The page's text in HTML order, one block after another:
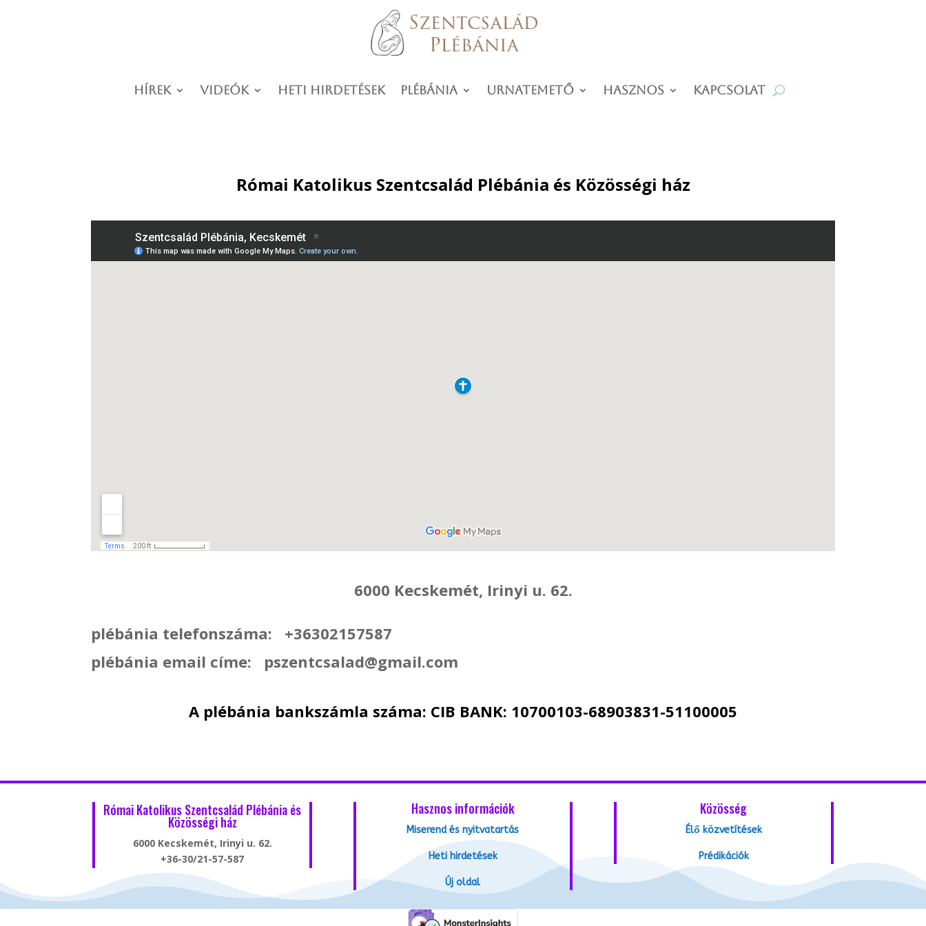
Hírek Videók Heti hirdetések Plébánia Urnatemető Hasznos Kapcsolat
Római Katolikus Szentcsalád Plébánia és Közösségi ház
6000 Kecskemét, Irinyi u. 62.
plébánia telefonszáma: +36302157587
plébánia email címe: pszentcsalad@gmail.com
A plébánia bankszámla száma: CIB BANK: 10700103-68903831-51100005
Római Katolikus Szentcsalád Plébánia és
Közösségi ház
6000 Kecskemét, Irinyi u. 62.
+36-30/21-57-587
Hasznos információk
Miserend és nyitvatartás
Heti hirdetések
Új oldal
Közösség
Élő közvetítések
Prédikációk